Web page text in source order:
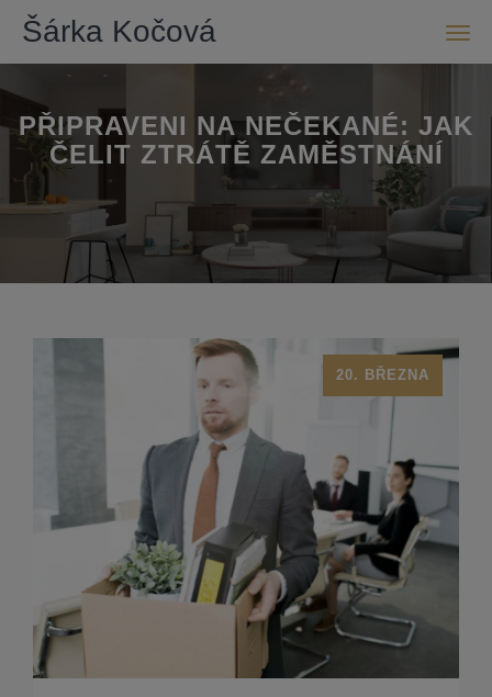
Šárka Kočová
PŘIPRAVENI NA NEČEKANÉ: JAK
ČELIT ZTRÁTĚ ZAMĚSTNÁNÍ
20. BŘEZNA